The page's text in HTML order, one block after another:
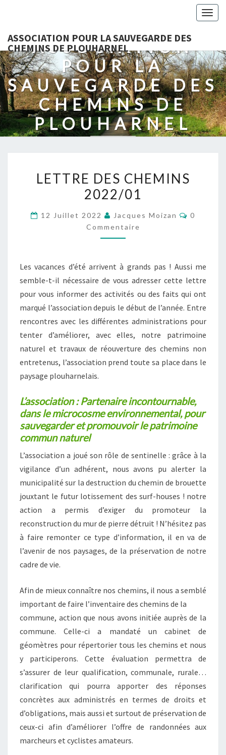
ASSOCIATION POUR LA SAUVEGARDE DES
CHEMINS DE PLOUHARNEL
ASSOCIATION
POUR LA
SAUVEGARDE DES
CHEMINS DE
PLOUHARNEL
DES
CHEMINS
LETTRE DES CHEMINS
2022/01
12 Juillet 2022 Jacques Moizan
0
Commentaire
Les vacances d’été arrivent à grands pas ! Aussi me
semble-t-il nécessaire de vous adresser cette lettre
pour vous informer des activités ou des faits qui ont
marqué l’association depuis le début de l’année. Entre
rencontres avec les différentes administrations pour
tenter d’améliorer, avec elles, notre patrimoine
naturel et travaux de réouverture des chemins non
entretenus, l’association prend toute sa place dans le
paysage plouharnelais.
L’association : Partenaire incontournable,
dans le microcosme environnemental, pour
sauvegarder et promouvoir le patrimoine
commun naturel
L’association a joué son rôle de sentinelle : grâce à la
vigilance d’un adhérent, nous avons pu alerter la
municipalité sur la destruction du chemin de brouette
jouxtant le futur lotissement des surf-houses ! notre
action a permis d’exiger du promoteur la
reconstruction du mur de pierre détruit ! N’hésitez pas
à faire remonter ce type d’information, il en va de
l’avenir de nos paysages, de la préservation de notre
cadre de vie.
Afin de mieux connaître nos chemins, il nous a semblé
important de faire l’inventaire des chemins de la
commune, action que nous avons initiée auprès de la
commune. Celle-ci a mandaté un cabinet de
géomètres pour répertorier tous les chemins et nous
y participerons. Cette évaluation permettra de
s’assurer de leur qualification, communale, rurale…
clarification qui pourra apporter des réponses
concrètes aux administrés en termes de droits et
d’obligations, mais aussi et surtout de préservation de
ceux-ci afin d’améliorer l’offre de randonnées aux
marcheurs et cyclistes amateurs.